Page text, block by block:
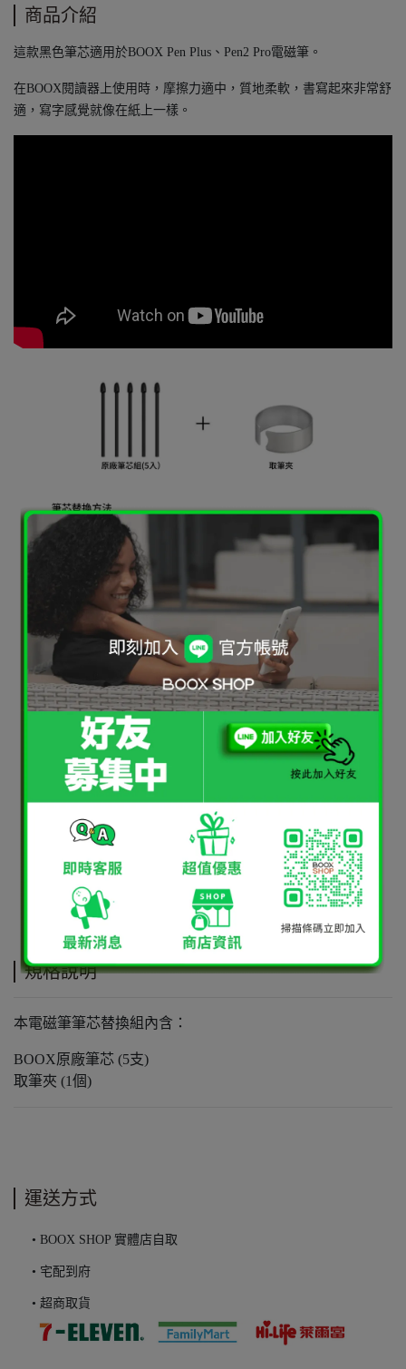
商品介紹
這款黑色筆芯適用於BOOX Pen Plus、Pen2 Pro電磁筆。
在BOOX閱讀器上使用時，摩擦力適中，質地柔軟，書寫起來非常舒
適，寫字感覺就像在紙上一樣。
規格說明
本電磁筆筆芯替換組內含：
BOOX原廠筆芯 (5支)
取筆夾 (1個)
運送方式
• BOOX SHOP 實體店自取
• 宅配到府
• 超商取貨